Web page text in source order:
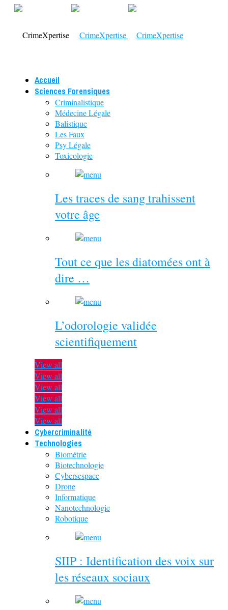
Accueil
Sciences Forensiques
Criminalistique
Médecine Légale
Balistique
Les Faux
Psy Légale
Toxicologie
Les traces de sang trahissent
votre âge
Tout ce que les diatomées ont à
dire …
L’odorologie validée
scientifiquement
View all
View all
View all
View all
View all
View all
Cybercriminalité
Technologies
Biométrie
Biotechnologie
Cybersespace
Drone
Informatique
Nanotechnologie
Robotique
SIIP : Identification des voix sur
les réseaux sociaux